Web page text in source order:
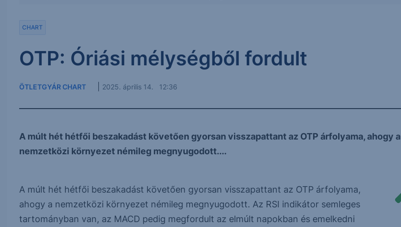
CHART
OTP: Óriási mélységből fordult
ÖTLETGYÁR CHART 2025. április 14. 12:36
A múlt hét hétfői beszakadást követően gyorsan visszapattant az OTP árfolyama, ahogy a
nemzetközi környezet némileg megnyugodott....
A múlt hét hétfői beszakadást követően gyorsan visszapattant az OTP árfolyama,
ahogy a nemzetközi környezet némileg megnyugodott. Az RSI indikátor semleges
tartományban van, az MACD pedig megfordult az elmúlt napokban és emelkedni